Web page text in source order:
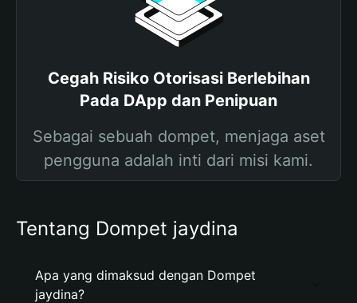
Cegah Risiko Otorisasi Berlebihan
Pada DApp dan Penipuan
Sebagai sebuah dompet, menjaga aset
pengguna adalah inti dari misi kami.
Tentang Dompet jaydina
Apa yang dimaksud dengan Dompet
jaydina?